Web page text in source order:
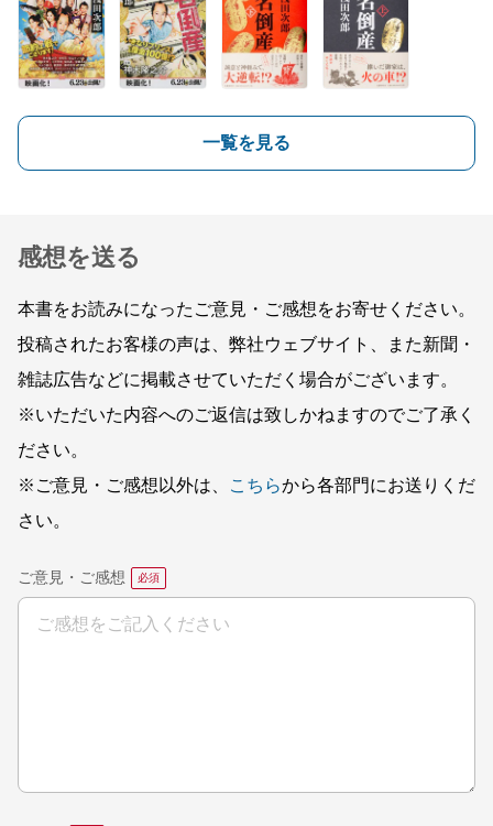
一覧を見る
感想を送る
本書をお読みになったご意見・ご感想をお寄せください。
投稿されたお客様の声は、弊社ウェブサイト、また新聞・
雑誌広告などに掲載させていただく場合がございます。
※いただいた内容へのご返信は致しかねますのでご了承く
ださい。
※ご意見・ご感想以外は、
こちらから各部門にお送りくだ
さい。
ご意見・ご感想